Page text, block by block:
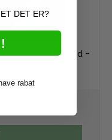
i 100% uld til mænd -
DET ER?
rabat